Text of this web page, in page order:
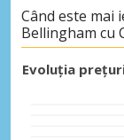
Când este mai
Bellingham cu
Evoluția